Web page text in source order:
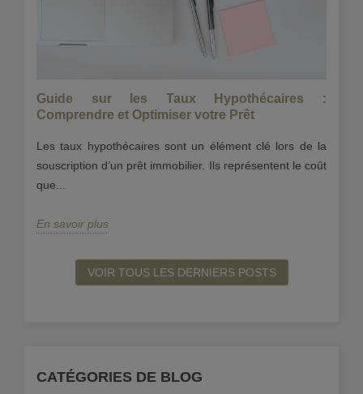
Guide sur les Taux Hypothécaires :
Comprendre et Optimiser votre Prêt
Les taux hypothécaires sont un élément clé lors de la
souscription d’un prêt immobilier. Ils représentent le coût
que...
En savoir plus
VOIR TOUS LES DERNIERS POSTS
CATÉGORIES DE BLOG